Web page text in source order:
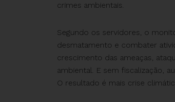
crimes ambientais.
Segundo os servidores, o
desmatamento e combater
crescimento das ameaças,
ambiental. E sem fiscalização,
O resultado é mais crise